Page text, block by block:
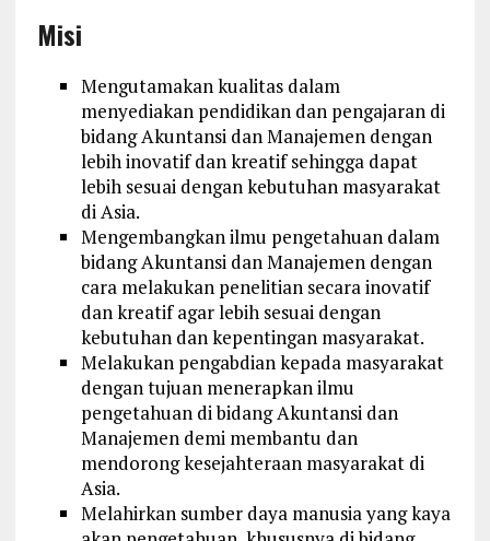
Misi
Mengutamakan kualitas dalam
menyediakan pendidikan dan pengajaran di
bidang Akuntansi dan Manajemen dengan
lebih inovatif dan kreatif sehingga dapat
lebih sesuai dengan kebutuhan masyarakat
di Asia.
Mengembangkan ilmu pengetahuan dalam
bidang Akuntansi dan Manajemen dengan
cara melakukan penelitian secara inovatif
dan kreatif agar lebih sesuai dengan
kebutuhan dan kepentingan masyarakat.
Melakukan pengabdian kepada masyarakat
dengan tujuan menerapkan ilmu
pengetahuan di bidang Akuntansi dan
Manajemen demi membantu dan
mendorong kesejahteraan masyarakat di
Asia.
Melahirkan sumber daya manusia yang kaya